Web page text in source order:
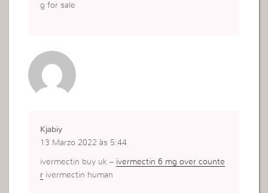
g for sale
Kjabiy
13 Marzo 2022 às 5:44
ivermectin buy uk – ivermectin 6 mg over counte
r ivermectin human